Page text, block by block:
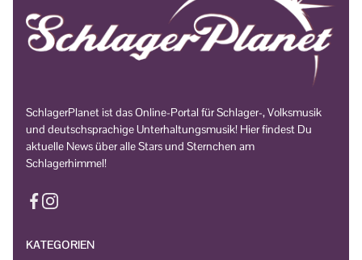
SchlagerPlanet ist das Online-Portal für Schlager-, Volksmusik
und deutschsprachige Unterhaltungsmusik! Hier findest Du
aktuelle News über alle Stars und Sternchen am
Schlagerhimmel!
KATEGORIEN